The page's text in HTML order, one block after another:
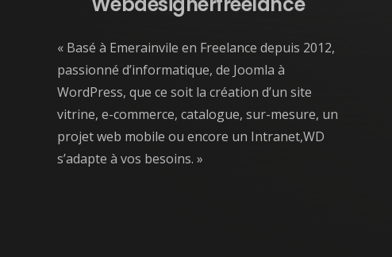
« Basé à Emerainvile en Freelance depuis 2012,
passionné d’informatique, de Joomla à
WordPress, que ce soit la création d’un site
vitrine, e-commerce, catalogue, sur-mesure, un
projet web mobile ou encore un Intranet,WD
s’adapte à vos besoins. »